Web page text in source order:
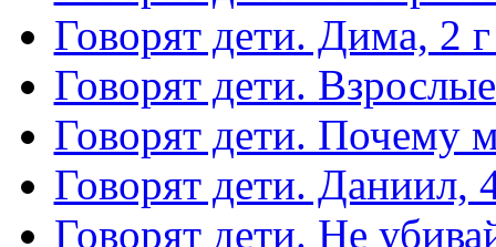
Говорят дети. Дима, 2
Говорят дети.
Говорят дети. Почему
Говорят дети. Даниил,
Говорят дети. Не